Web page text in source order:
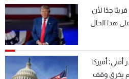
جدًا لأن
هذا الحال
أمني: أميركا
يخرق وقف